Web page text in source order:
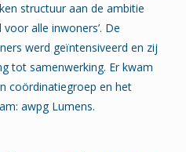
structuur aan de ambitie
alle inwoners’. De
werd geïntensiveerd en zij
tot samenwerking. Er kwam
coördinatiegroep en het
awpg Lumens.